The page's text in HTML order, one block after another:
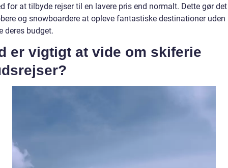
for at tilbyde rejser til en lavere pris end normalt. Dette gør
og snowboardere at opleve fantastiske destinationer uden
deres budget.
er vigtigt at vide om skiferie